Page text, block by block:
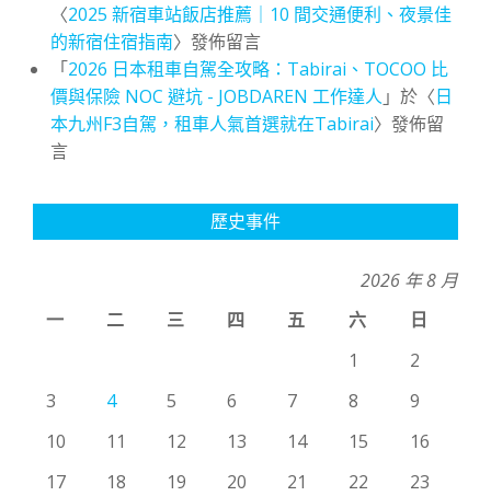
〈2025 新宿車站飯店推薦｜10 間交通便利、夜景佳
的新宿住宿指南〉發佈留言
「2026 日本租車自駕全攻略：Tabirai、TOCOO 比
價與保險 NOC 避坑 - JOBDAREN 工作達人 」於〈日
本九州F3自駕，租車人氣首選就在Tabirai〉發佈留
言
歷史事件
2026 年 8 月
一
二 三 四 五 六
日
1
2
3
4 5 6 7 8
9
10
11 12 13 14 15
16
17
18 19 20 21 22
23